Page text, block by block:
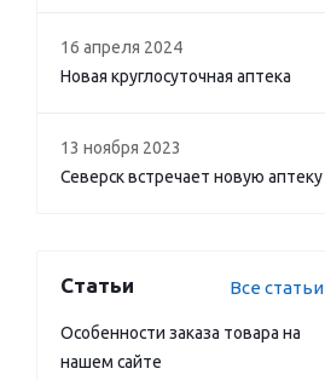
16 апреля 2024
Новая круглосуточная аптека
13 ноября 2023
Северск встречает новую аптеку
Статьи Все статьи
Особенности заказа товара на
нашем сайте